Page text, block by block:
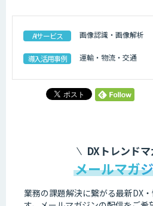
AIサービス 画像認識・画像解析
導入活用事例 運輸・物流・交通
DXトレンド
メールマガ
業務の課題解決に繋がる最新DX